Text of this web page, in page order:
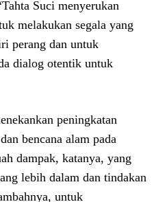
Suci menyerukan
melakukan segala yang
perang dan untuk
dialog otentik untuk
peningkatan
bencana alam pada
dampak, katanya, yang
lebih dalam dan tindakan
untuk